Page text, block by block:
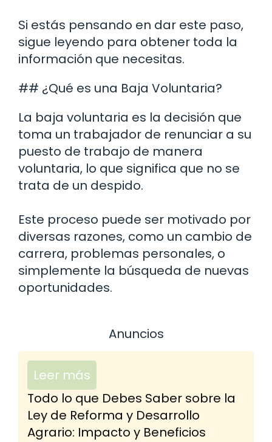
Si estás pensando en dar este paso,
sigue leyendo para obtener toda la
información que necesitas.
## ¿Qué es una Baja Voluntaria?
La baja voluntaria es la decisión que
toma un trabajador de renunciar a su
puesto de trabajo de manera
voluntaria, lo que significa que no se
trata de un despido.
Este proceso puede ser motivado por
diversas razones, como un cambio de
carrera, problemas personales, o
simplemente la búsqueda de nuevas
oportunidades.
Anuncios
Leer más
Todo lo que Debes Saber sobre la
Ley de Reforma y Desarrollo
Agrario: Impacto y Beneficios